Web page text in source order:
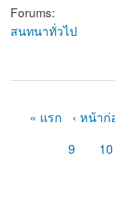
Forums:
สนทนาทั่วไป
about เพจโดนแฮ
« แรก ‹ หน้า
9
10